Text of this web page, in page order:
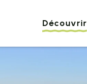
Découvrir